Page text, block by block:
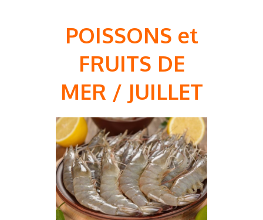
POISSONS et
FRUITS DE
MER / JUILLET